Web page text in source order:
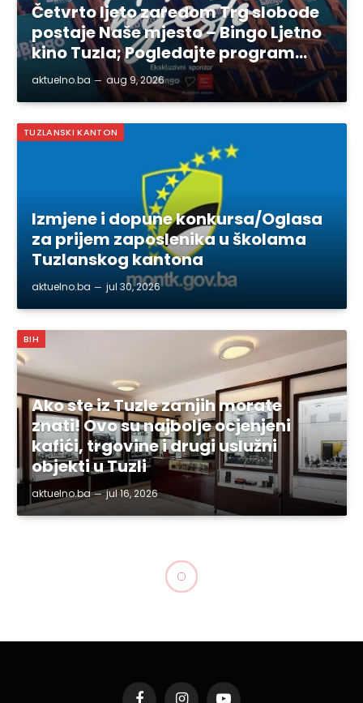
Četvrto ljeto zaredom Trg slobode
postaje Naše mjesto – Bingo Ljetno
kino Tuzla; Pogledajte program…
aktuelno.ba aug 9, 2026
TUZLANSKI KANTON
Izmjene i dopune konkursa/Oglasa
za prijem zaposlenika u školama
Tuzlanskog kantona
aktuelno.ba jul 30, 2026
BIH
Ako ste iz Tuzle za njih morate
znati! Ovo su najbolje ocjenjeni
kafići, trgovine i drugi uslužni
objekti u Tuzli
aktuelno.ba jul 16, 2026